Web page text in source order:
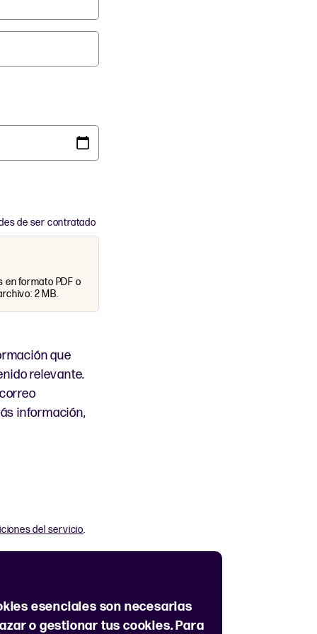
esenciales son necesarias
o gestionar tus cookies. Para
de ser contratado
formato PDF o
2 MB.
que
relevante.
información,
del servicio.
Política de cookies
de privacidadTérminos de servicio